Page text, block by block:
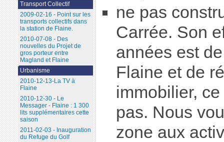
ne pas
Carrée. Son
années est
Flaine et de
immobilier,
pas. Nous
zone aux
Transport Collectif
2009-02-16 - Point sur les
transports collectifs dans
la station de Flaine.
2010-07-08 - Des
nouvelles du Projet de
gros porteur entre
Magland et Flaine
Urbanisme
2010-12-13-La TV à
Flaine
2010-12-30 - Le
Messager - Flaine : 1 300
lits supplémentaires cette
saison
2011-02-03 - Inauguration
du Refuge du Golf